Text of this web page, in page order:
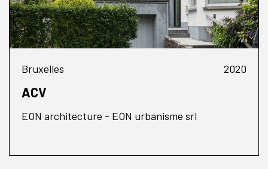
Bruxelles 2020
ACV
EON architecture - EON urbanisme srl